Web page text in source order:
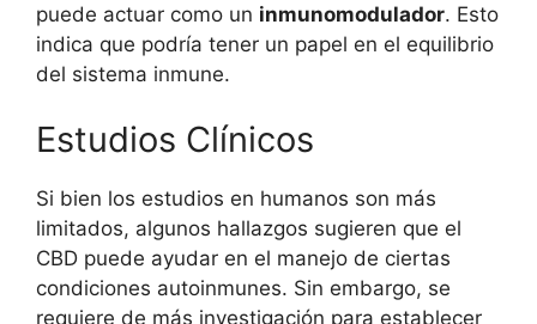
puede actuar como un inmunomodulador. Esto
indica que podría tener un papel en el equilibrio
del sistema inmune.
Estudios Clínicos
Si bien los estudios en humanos son más
limitados, algunos hallazgos sugieren que el
CBD puede ayudar en el manejo de ciertas
condiciones autoinmunes. Sin embargo, se
requiere de más investigación para establecer